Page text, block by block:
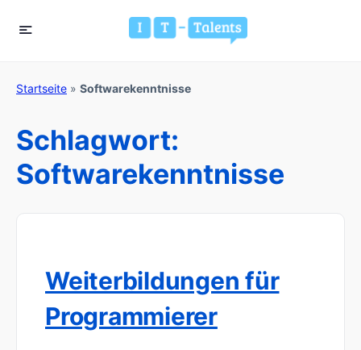
Startseite » Softwarekenntnisse
Schlagwort:
Softwarekenntnisse
Weiterbildungen für
Programmierer